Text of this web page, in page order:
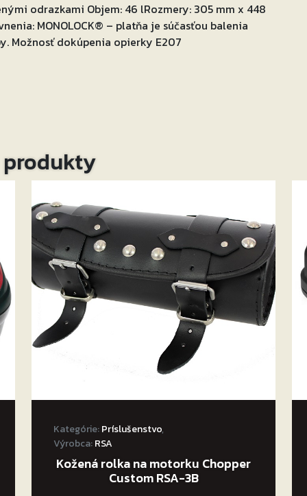
odrazkami Objem: 46 lRozmery: 305 mm x 448
MONOLOCK® – platňa je súčasťou balenia
Možnosť dokúpenia opierky E207
Kategórie:Príslušenstvo,
Výrobca:RSA
Kožená rolka na motorku Chopper
Custom RSA-3B